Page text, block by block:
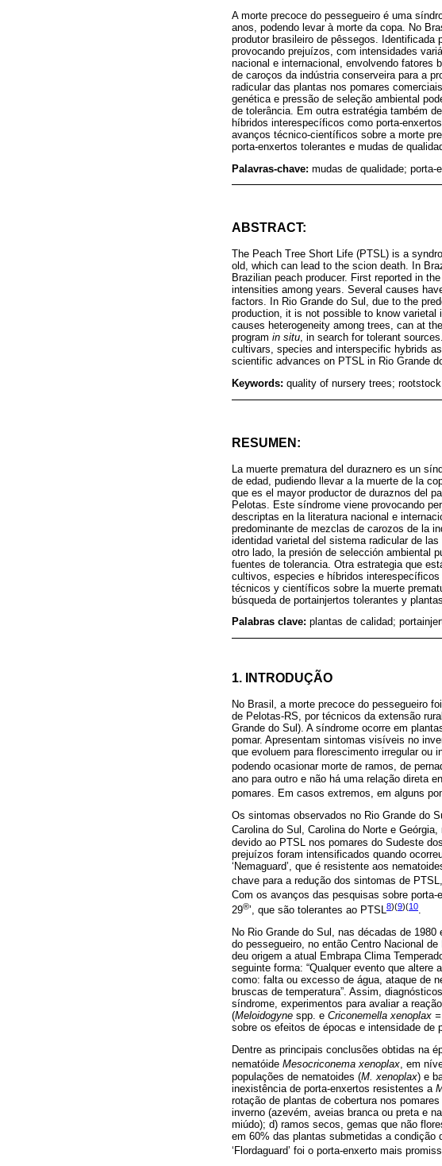
A morte precoce do pessegueiro é uma
anos, podendo levar à morte da copa. No
produtor brasileiro de pêssegos. Identificada
provocando prejuízos, com intensidades
nacional e internacional, envolvendo fatores
de caroços da indústria conserveira para a
radicular das plantas nos pomares
genética e pressão de seleção ambiental
de tolerância. Em outra estratégia também
híbridos interespecíficos como porta-
avanços técnico-científicos sobre a morte
porta-enxertos tolerantes e mudas de
Palavras-chave: mudas de qualidade;
ABSTRACT:
The Peach Tree Short Life (PTSL) is a
old, which can lead to the scion death. In
Brazilian peach producer. First reported in
intensities among years. Several causes
factors. In Rio Grande do Sul, due to the
production, it is not possible to know
causes heterogeneity among trees, can at
program in situ, in search for tolerant
cultivars, species and interspecific hybrids
scientific advances on PTSL in Rio Grande
Keywords: quality of nursery trees;
RESUMEN:
La muerte prematura del duraznero es un
de edad, pudiendo llevar a la muerte de la
que es el mayor productor de duraznos del
Pelotas. Este síndrome viene provocando
descriptas en la literatura nacional e
predominante de mezclas de carozos de la
identidad varietal del sistema radicular de
otro lado, la presión de selección ambiental
fuentes de tolerancia. Otra estrategia que
cultivos, especies e híbridos
técnicos y científicos sobre la muerte
búsqueda de portainjertos tolerantes y
Palabras clave: plantas de calidad;
1. INTRODUÇÃO
No Brasil, a morte precoce do pessegueiro
de Pelotas-RS, por técnicos da extensão
Grande do Sul). A síndrome ocorre em
pomar. Apresentam sintomas visíveis no
que evoluem para florescimento irregular ou
podendo ocasionar morte de ramos, de
ano para outro e não há uma relação direta
pomares. Em casos extremos, em alguns
Os sintomas observados no Rio Grande do
Carolina do Sul, Carolina do Norte e
devido ao PTSL nos pomares do Sudeste
prejuízos foram intensificados quando
‘Nemaguard’, que é resistente aos
chave para a redução dos sintomas de
Com os avanços das pesquisas sobre porta-
29®’, que são tolerantes ao PTSL8)(9)(10.
No Rio Grande do Sul, nas décadas de
do pessegueiro, no então Centro Nacional
deu origem a atual Embrapa Clima
seguinte forma: “Qualquer evento que
como: falta ou excesso de água, ataque de
bruscas de temperatura”. Assim,
síndrome, experimentos para avaliar a
(Meloidogyne spp. e Criconemella xenoplax
sobre os efeitos de épocas e intensidade de
Dentre as principais conclusões obtidas na
nematóide Mesocriconema xenoplax, em
populações de nematoides (M. xenoplax) e
inexistência de porta-enxertos resistentes a
rotação de plantas de cobertura nos
inverno (azevém, aveias branca ou preta e
miúdo); d) ramos secos, gemas que não
em 60% das plantas submetidas a
‘Flordaguard’ foi o porta-enxerto mais